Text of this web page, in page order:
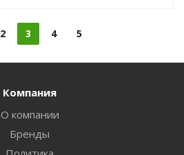
2 3 4 5
Компания
О компании
Бренды